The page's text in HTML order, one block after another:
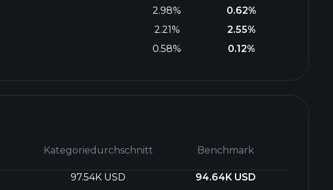
2.98%
0.62%
2.21%
2.55%
0.58% 0.12%
Kategoriedurchschnitt Benchmark
97.54K USD
94.64K USD